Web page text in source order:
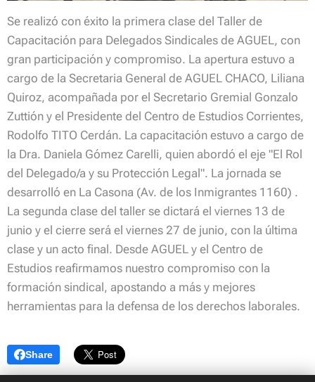
Se realizó con éxito la primera clase del Taller de
Capacitación para Delegados Sindicales de AGUEL, con
gran participación y compromiso. La apertura estuvo a
cargo de la Secretaria General de AGUEL CHACO, Liliana
Quiroz, acompañada por el Secretario Gremial Gonzalo
Zuttión y el Presidente del Centro de Estudios Corrientes,
Rodolfo TITO Cerdán. La capacitación estuvo a cargo de
la Dra. Daniela Gómez Carelli, quien abordó el eje "El Rol
del Delegado/a y su Protección Legal". La jornada se
desarrolló en La Casona (Av. de los Inmigrantes 1160) .
La segunda clase del taller se dictará el viernes 13 de
junio y el cierre será el viernes 27 de junio, con la última
clase y un acto final. Desde AGUEL y el Centro de
Estudios reafirmamos nuestro compromiso con la
formación sindical, apostando a más y mejores
herramientas para la defensa de los derechos laborales.
Share